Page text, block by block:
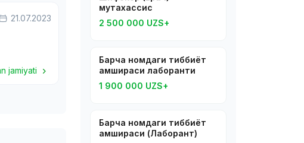
21.07.2023
jamiyati
мутахассис
2 500 000 UZS+
Барча номдаги тиббиёт
ҳамшираси лаборанти
1 900 000 UZS+
Барча номдаги тиббиёт
ҳамшираси (Лаборант)